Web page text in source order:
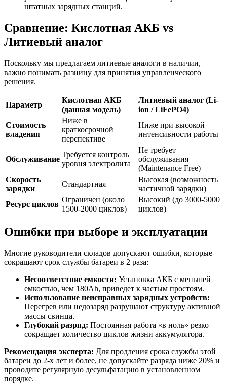
штатных зарядных станций.
Сравнение: Кислотная АКБ vs
Литиевый аналог
Поскольку мы предлагаем литиевые аналоги в наличии,
важно понимать разницу для принятия управленческого
решения.
Параметр
Кислотная АКБ
(данная модель)
Литиевый аналог (Li-
ion / LiFePO4)
Стоимость
владения
Ниже в
краткосрочной
перспективе
Ниже при высокой
интенсивности работы
Обслуживание
Требуется контроль
уровня электролита
Не требует
обслуживания
(Maintenance Free)
Скорость
зарядки
Стандартная
Высокая (возможность
частичной зарядки)
Ресурс циклов
Ограничен (около
1500-2000 циклов)
Высокий (до 3000-5000
циклов)
Ошибки при выборе и эксплуатации
Многие руководители складов допускают ошибки, которые
сокращают срок службы батареи в 2 раза:
Несоответствие емкости: Установка АКБ с меньшей
емкостью, чем 180Ah, приведет к частым простоям.
Использование неисправных зарядных устройств:
Перегрев или недозаряд разрушают структуру активной
массы свинца.
Глубокий разряд: Постоянная работа «в ноль» резко
сокращает количество циклов жизни аккумулятора.
Рекомендация эксперта: Для продления срока службы этой
батареи до 2-х лет и более, не допускайте разряда ниже 20% и
проводите регулярную десульфатацию в установленном
порядке.